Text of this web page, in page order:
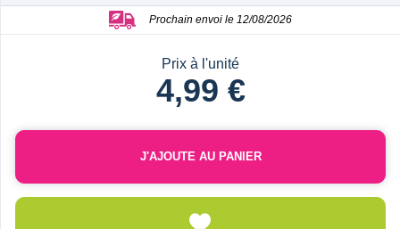
Prochain envoi le 12/08/2026
Prix à l'unité
4,99 €
J'AJOUTE AU PANIER